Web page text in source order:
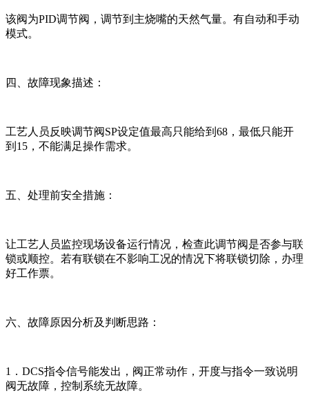
该阀为PID调节阀，调节到主烧嘴的天然气量。有自动和手动
模式。
四、故障现象描述：
工艺人员反映调节阀SP设定值最高只能给到68，最低只能开
到15，不能满足操作需求。
五、处理前安全措施：
让工艺人员监控现场设备运行情况，检查此调节阀是否参与联
锁或顺控。若有联锁在不影响工况的情况下将联锁切除，办理
好工作票。
六、故障原因分析及判断思路：
1．DCS指令信号能发出，阀正常动作，开度与指令一致说明
阀无故障，控制系统无故障。